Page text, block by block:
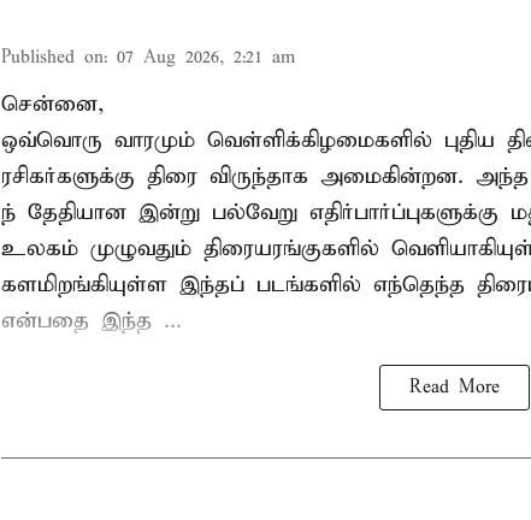
Published on: 07 Aug 2026, 2:21 am
சென்னை,
ஒவ்வொரு வாரமும் வெள்ளிக்கிழமைகளில் புதிய
ரசிகர்களுக்கு திரை விருந்தாக அமைகின்றன.
ந் தேதியான இன்று பல்வேறு எதிர்பார்ப்புகளுக்கு
உலகம் முழுவதும் திரையரங்குகளில்
களமிறங்கியுள்ள இந்தப் படங்களில் எந்தெந்த
என்பதை இந்த ...
Read More